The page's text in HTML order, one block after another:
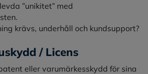
”unikitet” med
krävs, underhåll och kundsupport?
/ Licens
eller varumärkesskydd för sina